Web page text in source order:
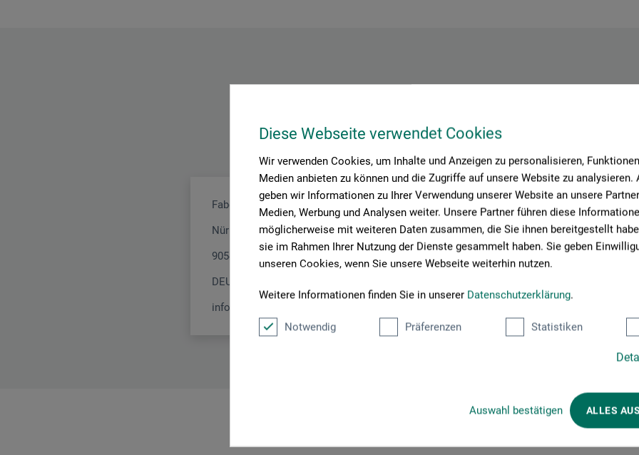
Diese Webseite verwendet Cookies
Wir verwenden Cookies, um Inhalte und Anzeigen zu personalisieren,
Medien anbieten zu können und die Zugriffe auf unsere Website zu analysieren.
geben wir Informationen zu Ihrer Verwendung unserer Website an unsere
Medien, Werbung und Analysen weiter. Unsere Partner führen diese
möglicherweise mit weiteren Daten zusammen, die Sie ihnen bereitgestellt
sie im Rahmen Ihrer Nutzung der Dienste gesammelt haben. Sie geben
unseren Cookies, wenn Sie unsere Webseite weiterhin nutzen.
Weitere Informationen finden Sie in unserer Datenschutzerklärung.
Notwendig Präferenzen Statistiken
Auswahl bestätigen ALLES
Hersteller-Kontakt
Hier finden Sie die Kontaktdaten des Herstellers zu diesem
Faber-Castell AG
Nürnberger Str. 2
90546 Stein
DEUTSCHLAND
info@faber-castell.de